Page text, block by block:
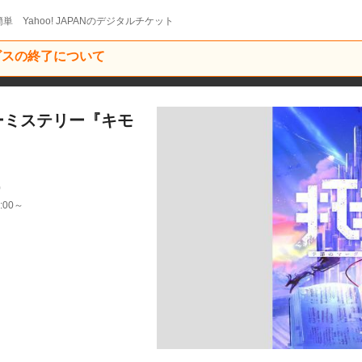
単 Yahoo! JAPANのデジタルチケット
の終了について
ステリー『キモ
～